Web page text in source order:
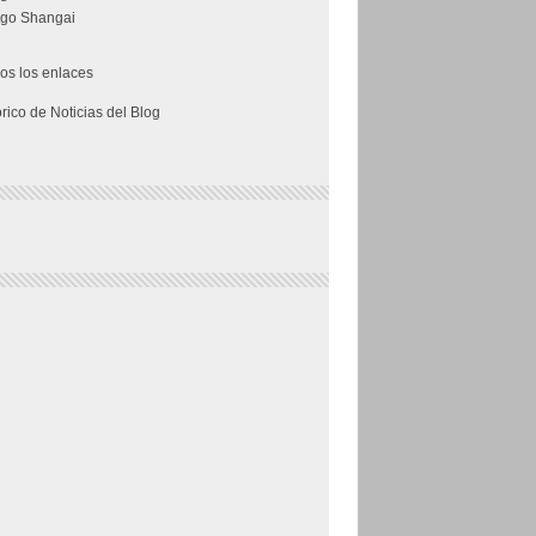
Shangai
los enlaces
de Noticias del Blog